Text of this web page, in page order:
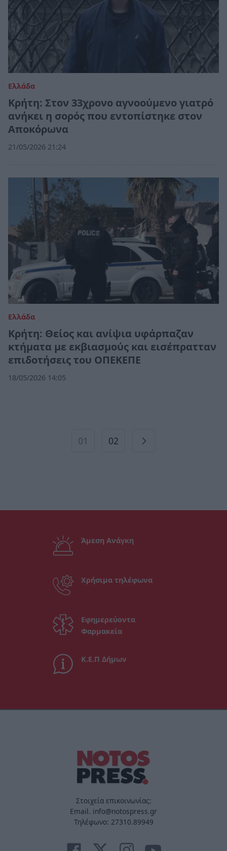
Ελλάδα
Κρήτη: Στον 33χρονο αγνοούμενο γιατρό
ανήκει η σορός που εντοπίστηκε στον
Αποκόρωνα
21/05/2026 21:24
Ελλάδα
Κρήτη: Θείος και ανίψια υφάρπαζαν
κτήματα με εκβιασμούς και εισέπρατταν
επιδοτήσεις του ΟΠΕΚΕΠΕ
18/05/2026 14:05
01 02
Άμεση Ανάγκη
Χρήσιμα τηλέφωνα
Εφημερεύοντα
Φαρμακεία
Κ.Ε.Π Δήμων
Στοιχεία επικοινωνίας:
Email. info@notospress.gr
Τηλέφωνο: 27310.89949